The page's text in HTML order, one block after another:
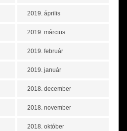
2019. április
2019. március
2019. február
2019. január
2018. december
2018. november
2018. október